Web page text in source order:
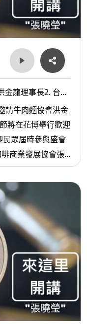
金龍理事長2. 台北
長
請牛肉麵協會洪金
將在花博舉行歡迎
眾屆時參與盛會
商業發展協會張
山堂舉辦的2026第
文蔚大家參與